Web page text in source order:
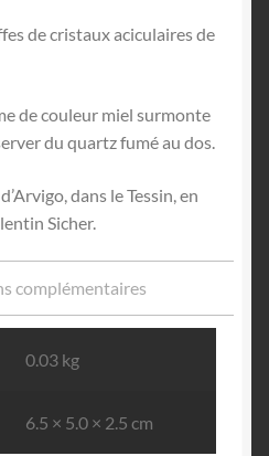
de cristaux aciculaires de
de couleur miel surmonte
du quartz fumé au dos.
dans le Tessin, en
Sicher.
complémentaires
0.03 kg
6.5 × 5.0 × 2.5 cm